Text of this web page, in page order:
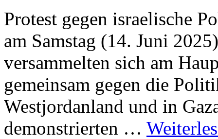
Protest gegen israelische
am Samstag (14. Juni
versammelten sich am
gemeinsam gegen die
Westjordanland und in
demonstrierten …